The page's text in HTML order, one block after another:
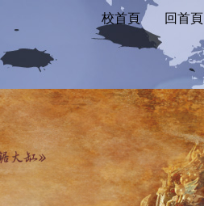
校首頁 回首頁